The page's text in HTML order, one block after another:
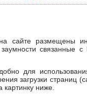
сайте размещены
связанные
для
загрузки страниц
ниже.